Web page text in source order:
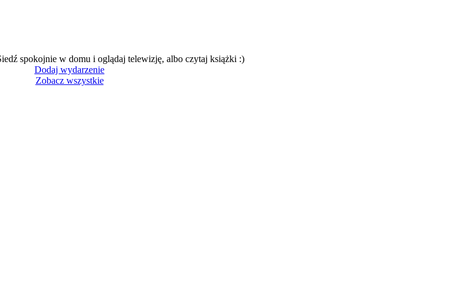
spokojnie w domu i oglądaj telewizję, albo czytaj książki :)
Dodaj wydarzenie
Zobacz wszystkie